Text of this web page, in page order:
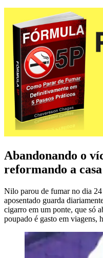
Abandonando o
reformando a
Nilo parou de fumar no dia
aposentado guarda
cigarro em um ponte, que só
poupado é gasto em viagens,